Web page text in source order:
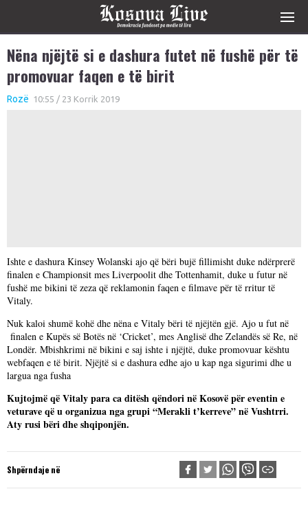
Nëna njëjtë si e dashura futet në fushë për të
promovuar faqen e të birit
Rozë 10:55 / 23 Korrik 2019
Ishte e dashura Kinsey Wolanski ajo që bëri bujë fillimisht duke ndërprerë
finalen e Championsit mes Liverpoolit dhe Tottenhamit, duke u futur në
fushë me bikini të zeza që reklamonin faqen e filmave për të rritur të
Vitaly.
Nuk kaloi shumë kohë dhe nëna e Vitaly bëri të njëjtën gjë. Ajo u fut në
finalen e Kupës së Botës në ‘Cricket’, mes Anglisë dhe Zelandës së Re, në
Londër. Mbishkrimi në bikini e saj ishte i njëjtë, duke promovuar kështu
webfaqen e të birit. Njëjtë si e dashura edhe ajo u kap nga sigurimi dhe u
largua nga fusha
Kujtojmë që Vitaly para ca ditësh qëndori në Kosovë për eventin e
veturave që u organizua nga grupi “Merakli t’kerreve” në Vushtrri.
Aty rusi bëri dhe shqiponjën.
Shpërndaje në